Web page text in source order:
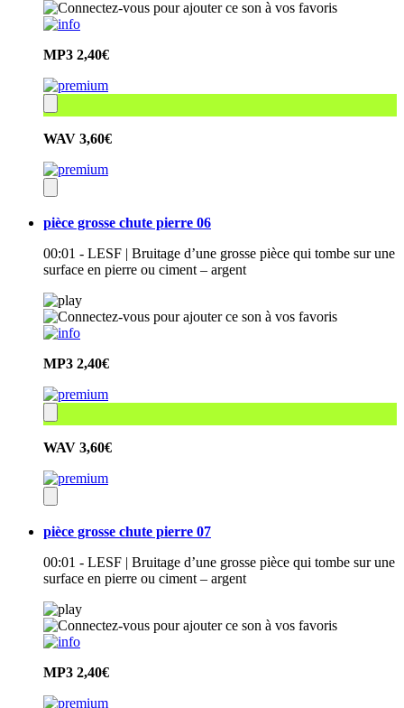
MP3 2,40€
WAV 3,60€
pièce grosse chute pierre 06
00:01 - LESF | Bruitage d’une grosse pièce qui tombe sur une
surface en pierre ou ciment – argent
MP3 2,40€
WAV 3,60€
pièce grosse chute pierre 07
00:01 - LESF | Bruitage d’une grosse pièce qui tombe sur une
surface en pierre ou ciment – argent
MP3 2,40€